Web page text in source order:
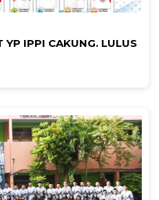
YP IPPI CAKUNG. LULUS